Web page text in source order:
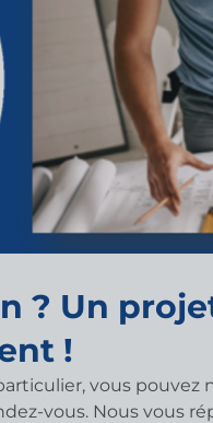
? Un
!
vous
vous. Nous vous